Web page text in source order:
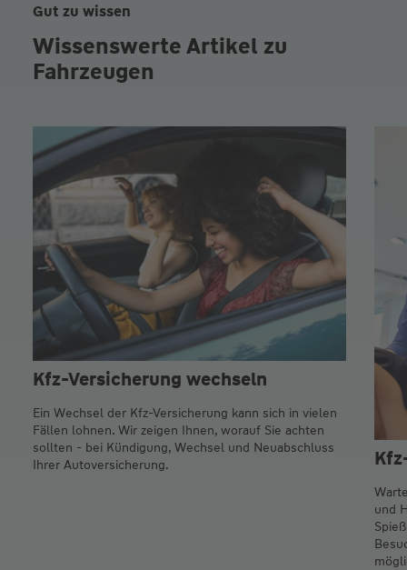
Gut zu wissen
Wissenswerte Artikel zu
Fahrzeugen
Kfz-Versicherung wechseln
Ein Wechsel der Kfz-Versicherung kann sich in vielen
Fällen lohnen. Wir zeigen Ihnen, worauf Sie achten
sollten - bei Kündigung, Wechsel und Neuabschluss
Ihrer Autoversicherung.
und